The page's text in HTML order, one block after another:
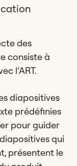
des
consiste à
l’ART.
diapositives
prédéfinies
pour guider
qui
présentent le